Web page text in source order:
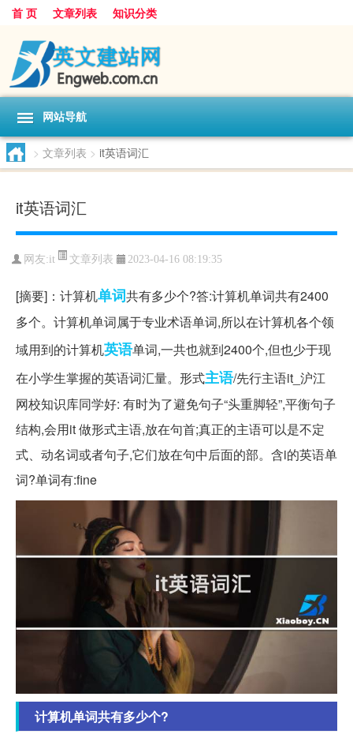
首 页 文章列表 知识分类
网站导航
> 文章列表 > it英语词汇
it英语词汇
网友:it 文章列表 2023-04-16 08:19:35
[摘要]：计算机单词共有多少个?答:计算机单词共有2400
多个。计算机单词属于专业术语单词,所以在计算机各个领
域用到的计算机英语单词,一共也就到2400个,但也少于现
在小学生掌握的英语词汇量。形式主语/先行主语it_沪江
网校知识库同学好: 有时为了避免句子“头重脚轻”,平衡句子
结构,会用it 做形式主语,放在句首;真正的主语可以是不定
式、动名词或者句子,它们放在句中后面的部。含i的英语单
词?单词有:fine
计算机单词共有多少个?